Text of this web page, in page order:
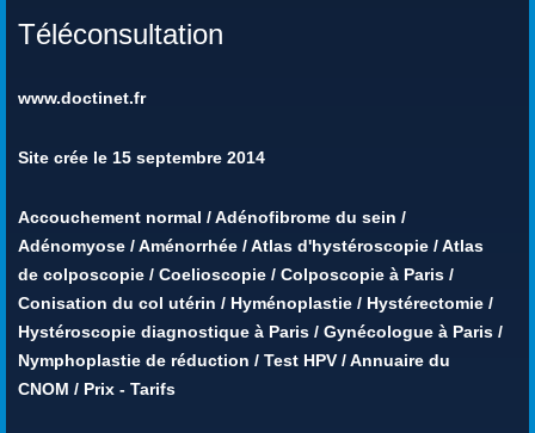
Téléconsultation
www.doctinet.fr
Site crée le 15 septembre 2014
Accouchement normal /Adénofibrome du sein /
Adénomyose /Aménorrhée /Atlas d'hystéroscopie /Atlas
de colposcopie / Coelioscopie / Colposcopie à Paris /
Conisation du col utérin / Hyménoplastie / Hystérectomie /
Hystéroscopie diagnostique à Paris / Gynécologue à Paris /
Nymphoplastie de réduction / Test HPV /Annuaire du
CNOM / Prix - Tarifs